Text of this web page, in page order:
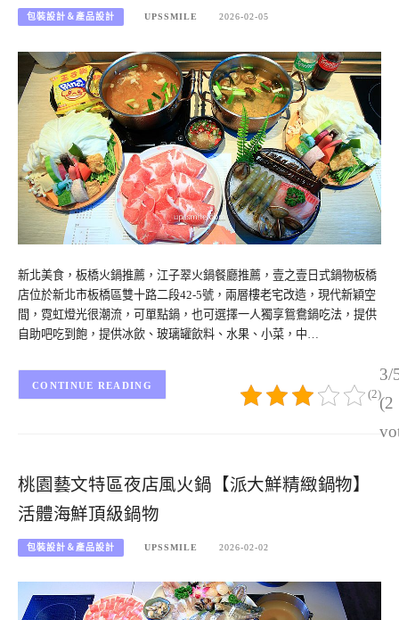
包裝設計＆產品設計 UPSSMILE 2026-02-05
新北美食，板橋火鍋推薦，江子翠火鍋餐廳推薦，壹之壹日式鍋物板橋
店位於新北市板橋區雙十路二段42-5號，兩層樓老宅改造，現代新穎空
間，霓虹燈光很潮流，可單點鍋，也可選擇一人獨享鴛鴦鍋吃法，提供
自助吧吃到飽，提供冰飲、玻璃罐飲料、水果、小菜，中…
3/
(2
(2)
CONTINUE READING
桃園藝文特區夜店風火鍋【派大鮮精緻鍋物】
活體海鮮頂級鍋物
包裝設計＆產品設計 UPSSMILE 2026-02-02